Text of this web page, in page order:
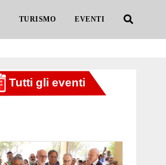
TURISMO EVENTI